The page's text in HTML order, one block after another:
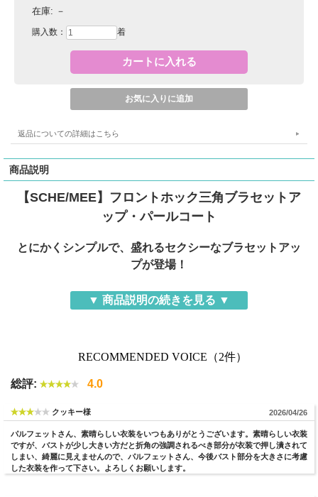
在庫: －
購入数： 着
返品についての詳細はこちら
商品説明
【SCHE/MEE】フロントホック三角ブラセットア
ップ・パールコート
とにかくシンプルで、盛れるセクシーなブラセットアッ
プが登場！
独特な光沢を放つパールコート素材が、モードでラグジ
▼ 商品説明の続きを見る ▼
RECOMMENDED VOICE（2件）
総評: 4.0
クッキー様 2026/04/26
パルフェットさん、素晴らしい衣装をいつもありがとうございます。素晴らしい衣装
ですが、バストが少し大きい方だと折角の強調されるべき部分が衣装で押し潰されて
しまい、綺麗に見えませんので、パルフェットさん、今後バスト部分を大きさに考慮
した衣装を作って下さい。よろしくお願いします。